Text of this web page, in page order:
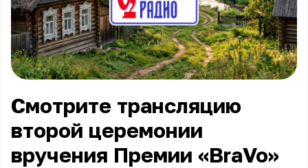
Смотрите трансляцию
второй церемонии
вручения Премии «BraVo»